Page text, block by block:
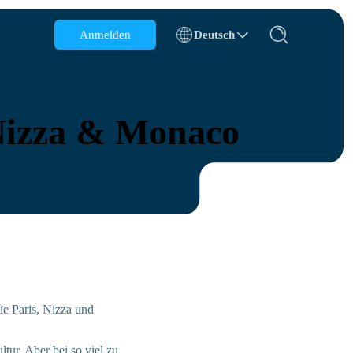
Anmelden Deutsch
Chile China
Dänemark
& Monaco
Paris, Nizza und
Aber bei so viel zu